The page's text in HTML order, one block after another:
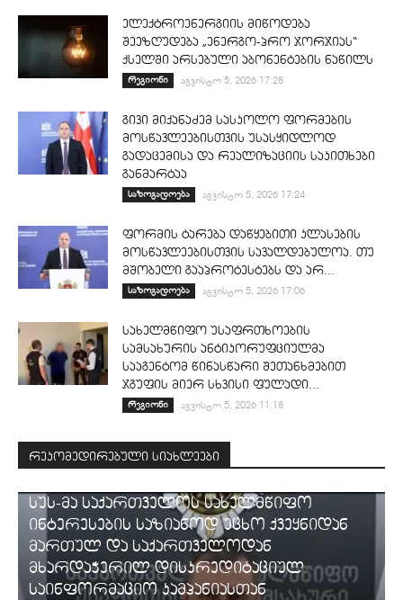
ელექტროენერგიის მიწოდება
შეეზღუდება „ენერგო-პრო ჯორჯიას“
ქსელში არსებული აბონენტების ნაწილს
რეგიონი აგვისტო 5, 2026 17:28
გივი მიქანაძემ სასკოლო ფორმების
მოსწავლეებისთვის უსასყიდლოდ
გადაცემისა და რეალიზაციის საკითხები
განმარტაა
საზოგადოება აგვისტო 5, 2026 17:24
ფორმის ტარება დაწყებითი კლასების
მოსწავლეებისთვის სავალდებულოა. თუ
მშობელი გააპროტესტებს და არ...
საზოგადოება აგვისტო 5, 2026 17:06
სახელმწიფო უსაფრთხოების
სამსახურის ანტიკორუფციულმა
სააგენტომ წინასწარი შეთანხმებით
ჯგუფის მიერ სხვისი ფულადი...
რეგიონი აგვისტო 5, 2026 11:18
რეკომედირებული სიახლეები
სუს-მა საქართველოს სახელმწიფო
ინტერესების საზიანოდ უცხო ქვეყნიდან
მართულ და საქართველოდან
მხარდაჭერილ დისკრედიტაციულ
საინფორმაციო კამპანიასთან